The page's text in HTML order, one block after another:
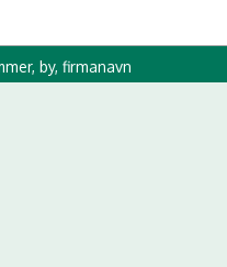
by, firmanavn